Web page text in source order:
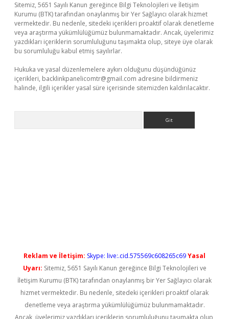
Sitemiz, 5651 Sayılı Kanun gereğince Bilgi Teknolojileri ve İletişim
Kurumu (BTK) tarafından onaylanmış bir Yer Sağlayıcı olarak hizmet
vermektedir. Bu nedenle, sitedeki içerikleri proaktif olarak denetleme
veya araştırma yükümlülüğümüz bulunmamaktadır. Ancak, üyelerimiz
yazdıkları içeriklerin sorumluluğunu taşımakta olup, siteye üye olarak
bu sorumluluğu kabul etmiş sayılırlar.
Hukuka ve yasal düzenlemelere aykırı olduğunu düşündüğünüz
içerikleri, backlinkpanelicomtr@gmail.com adresine bildirmeniz
halinde, ilgili içerikler yasal süre içerisinde sitemizden kaldırılacaktır.
Reklam ve İletişim: Skype: live:.cid.575569c608265c69Yasal
Uyarı: Sitemiz, 5651 Sayılı Kanun gereğince Bilgi Teknolojileri ve
İletişim Kurumu (BTK) tarafından onaylanmış bir Yer Sağlayıcı olarak
hizmet vermektedir. Bu nedenle, sitedeki içerikleri proaktif olarak
denetleme veya araştırma yükümlülüğümüz bulunmamaktadır.
Ancak, üyelerimiz yazdıkları içeriklerin sorumluluğunu taşımakta olup,